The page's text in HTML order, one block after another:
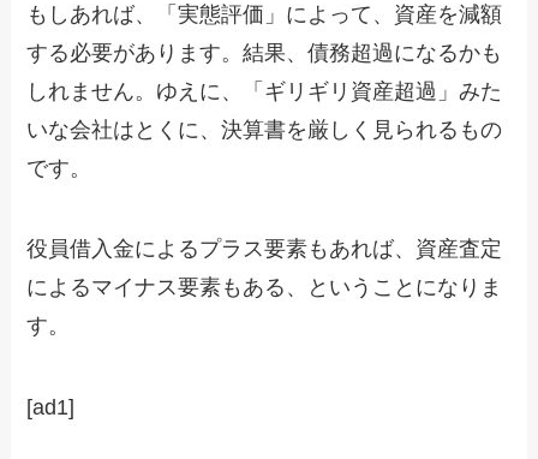
もしあれば、「実態評価」によって、資産を減額
する必要があります。結果、債務超過になるかも
しれません。ゆえに、「ギリギリ資産超過」みた
いな会社はとくに、決算書を厳しく見られるもの
です。
役員借入金によるプラス要素もあれば、資産査定
によるマイナス要素もある、ということになりま
す。
[ad1]